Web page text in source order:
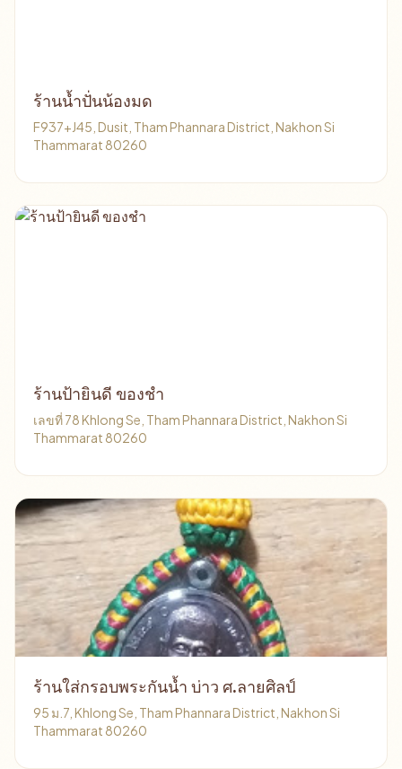
ร้านน้ำปั่นน้องมด
F937+J45, Dusit, Tham Phannara District, Nakhon Si
Thammarat 80260
ร้านป้ายินดี ของชำ
เลขที่ 78 Khlong Se, Tham Phannara District, Nakhon Si
Thammarat 80260
ร้านใส่กรอบพระกันน้ำ บ่าว ศ.ลายศิลป์
95 ม.7, Khlong Se, Tham Phannara District, Nakhon Si
Thammarat 80260